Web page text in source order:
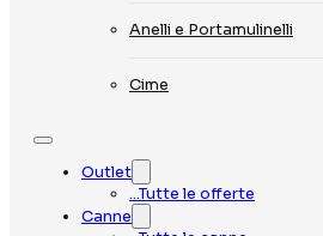
Anelli e Portamulinelli
Cime
Outlet
…Tutte le offerte
Canne